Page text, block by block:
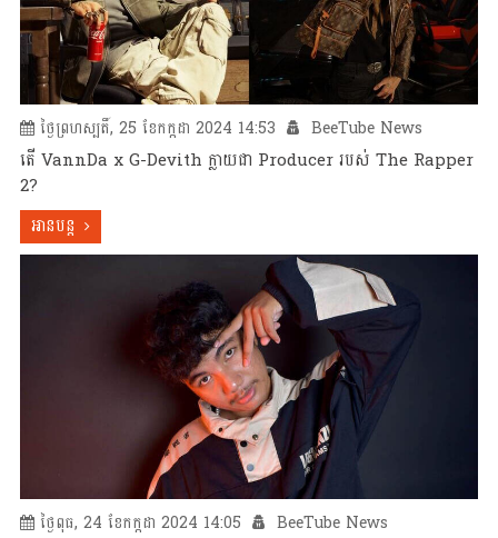
ថ្ងៃព្រហស្បតិ៍, 25 ខែកក្កដា 2024 14:53 BeeTube News
តើ VannDa x G-Devith ក្លាយជា Producer​​​ របស់ The Rapper
2?
អានបន្ត
ថ្ងៃពុធ, 24 ខែកក្កដា 2024 14:05 BeeTube News